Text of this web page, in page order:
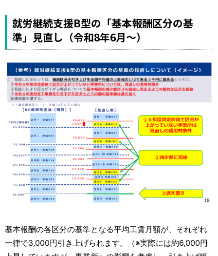
就労継続支援B型の「基本報酬区分の基
準」見直し（令和8年6月～）
基本報酬の各区分の基準となる平均工賃月額が、それぞれ
一律で3,000円引き上げられます。（※実際には約6,000円